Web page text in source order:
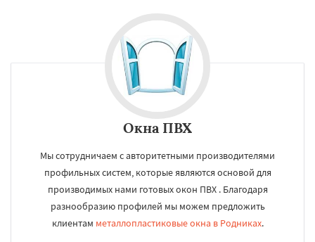
Окна ПВХ
Мы сотрудничаем с авторитетными производителями
профильных систем, которые являются основой для
производимых нами готовых окон ПВХ . Благодаря
разнообразию профилей мы можем предложить
клиентам металлопластиковые окна в Родниках.